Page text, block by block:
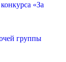
«За
группы